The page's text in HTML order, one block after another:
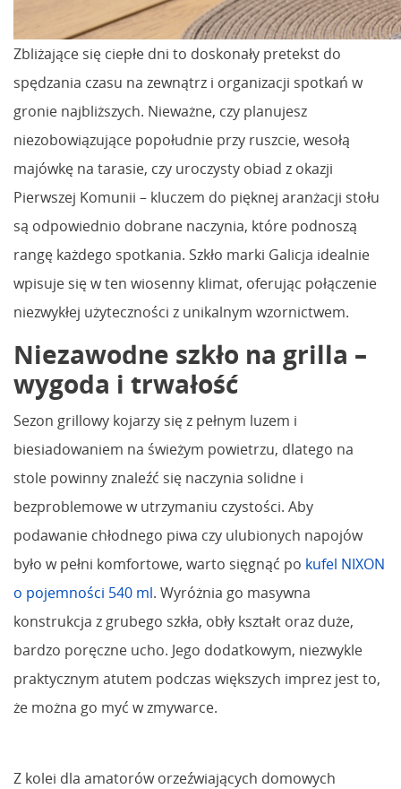
Zbliżające się ciepłe dni to doskonały pretekst do
spędzania czasu na zewnątrz i organizacji spotkań w
gronie najbliższych. Nieważne, czy planujesz
niezobowiązujące popołudnie przy ruszcie, wesołą
majówkę na tarasie, czy uroczysty obiad z okazji
Pierwszej Komunii – kluczem do pięknej aranżacji stołu
są odpowiednio dobrane naczynia, które podnoszą
rangę każdego spotkania. Szkło marki Galicja idealnie
wpisuje się w ten wiosenny klimat, oferując połączenie
niezwykłej użyteczności z unikalnym wzornictwem.
Niezawodne szkło na grilla –
wygoda i trwałość
Sezon grillowy kojarzy się z pełnym luzem i
biesiadowaniem na świeżym powietrzu, dlatego na
stole powinny znaleźć się naczynia solidne i
bezproblemowe w utrzymaniu czystości. Aby
podawanie chłodnego piwa czy ulubionych napojów
było w pełni komfortowe, warto sięgnąć po kufel NIXON
o pojemności 540 ml. Wyróżnia go masywna
konstrukcja z grubego szkła, obły kształt oraz duże,
bardzo poręczne ucho. Jego dodatkowym, niezwykle
praktycznym atutem podczas większych imprez jest to,
że można go myć w zmywarce.
Z kolei dla amatorów orzeźwiających domowych